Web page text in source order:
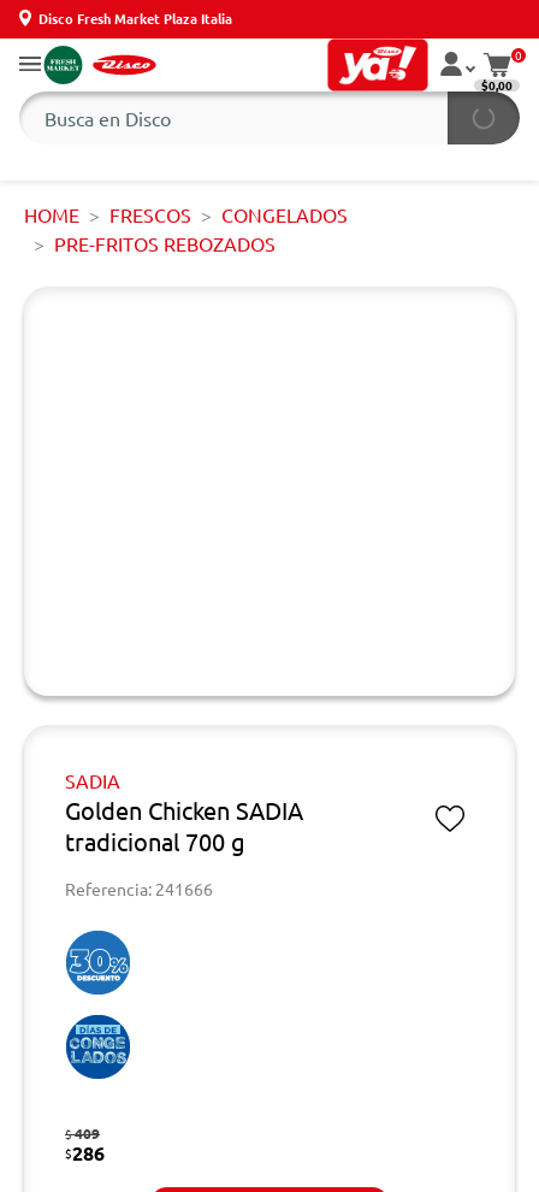
Disco Fresh Market Plaza Italia
0
$0,00
HOME FRESCOS
CONGELADOS
PRE-FRITOS REBOZADOS
SADIA
Golden Chicken SADIA
tradicional 700 g
Referencia: 241666
$409
$286